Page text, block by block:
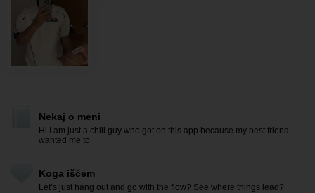
Nekaj o meni
Hi I am just a chill guy who got on this app because my best friend
wanted me to
Koga iščem
Let’s just hang out and go with the flow? See where things lead?